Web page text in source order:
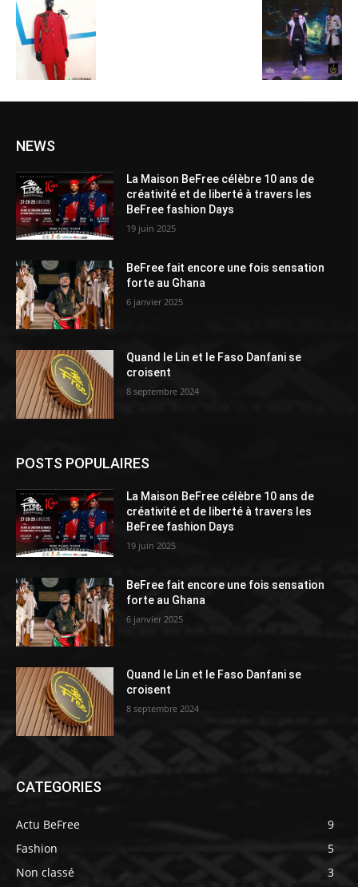
NEWS
La Maison BeFree célèbre 10 ans de
créativité et de liberté à travers les
BeFree fashion Days
19 juin 2025
BeFree fait encore une fois sensation
forte au Ghana
6 janvier 2025
Quand le Lin et le Faso Danfani se
croisent
8 septembre 2024
POSTS POPULAIRES
La Maison BeFree célèbre 10 ans de
créativité et de liberté à travers les
BeFree fashion Days
19 juin 2025
BeFree fait encore une fois sensation
forte au Ghana
6 janvier 2025
Quand le Lin et le Faso Danfani se
croisent
8 septembre 2024
CATEGORIES
Actu BeFree
9
Fashion
5
Non classé
3